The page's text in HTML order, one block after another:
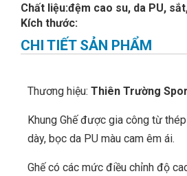
Chất liệu:đệm cao su, da PU,
Kích thước:
CHI TIẾT SẢN PHẨM
Thương hiệu: Thiên Trường
Khung Ghế được gia công từ
dày, bọc da PU màu cam êm ái.
Ghế có các mức điều chỉnh độ